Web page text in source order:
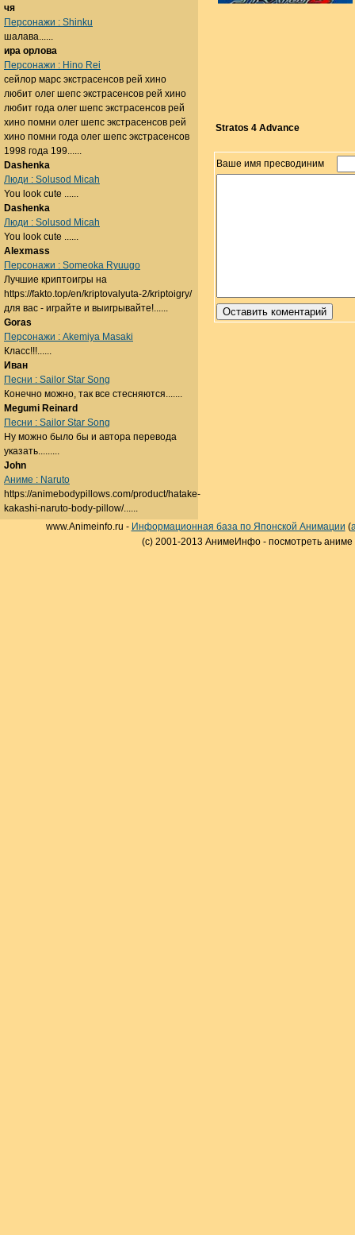
Stratos 4 Advance
Ваше имя пресводиним
чя
Персонажи : Shinku
шалава......
ира орлова
Персонажи : Hino Rei
сейлор марс экстрасенсов рей хино
любит олег шепс экстрасенсов рей хино
любит года олег шепс экстрасенсов рей
хино помни олег шепс экстрасенсов рей
хино помни года олег шепс экстрасенсов
1998 года 199......
Dashenka
Люди : Solusod Micah
You look cute ......
Dashenka
Люди : Solusod Micah
You look cute ......
Alexmass
Персонажи : Someoka Ryuugo
Лучшие криптоигры на
https://fakto.top/en/kriptovalyuta-2/kriptoigry/
для вас - играйте и выигрывайте!......
Goras
Персонажи : Akemiya Masaki
Класс!!!......
Иван
Песни : Sailor Star Song
Конечно можно, так все стесняются.......
Megumi Reinard
Песни : Sailor Star Song
Ну можно было бы и автора перевода
указать.........
John
Аниме : Naruto
https://animebodypillows.com/product/hatake-
kakashi-naruto-body-pillow/......
www.Animeinfo.ru - Информационная база по Японской Анимации (
(c) 2001-2013 АнимеИнфо - посмотреть аниме